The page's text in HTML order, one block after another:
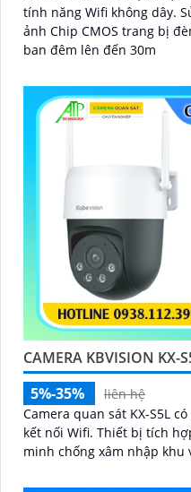
tính năng Wifi không dây. Sử dụng công nghệ xử lý hình
ảnh Chip CMOS trang bị
ban đêm lên đến 30m
CAMERA KBVISION KX-
5%-35%
liên hệ
Camera quan sát KX-S5L
kết nối Wifi. Thiết bị tích hợp chức năng bảo vệ thông
minh chống xâm nhập